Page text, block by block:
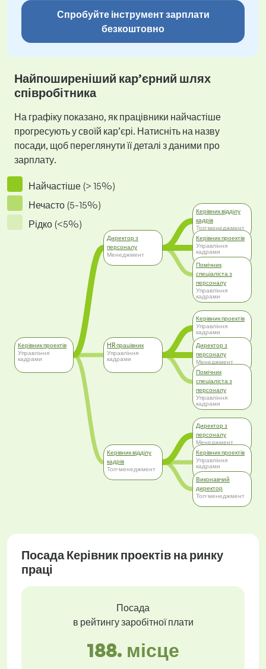
Спробуйте інструмент зарплати
безкоштовно
Найпоширеніший кар’єрний шлях
співробітника
На графіку показано, як працівники найчастіше
прогресують у своїй кар’єрі. Натисніть на назву
посади, щоб переглянути її деталі з даними про
зарплату.
Найчастіше (> 15%)
Нечасто (5-15%)
Рідко (<5%)
Керівник проектів
Управління
кадрами
Директор з
персоналу
Менеджмент
HR працівник
Управління
кадрами
Керівник відділу
кадрів
Топ-менеджмент
Керівник відділу
кадрів
Топ-менеджмент
Керівник проектів
Управління
кадрами
Помічник
спеціаліста з
персоналу
Управління
кадрами
Керівник проектів
Управління
кадрами
Директор з
персоналу
Менеджмент
Помічник
спеціаліста з
персоналу
Управління
кадрами
Директор з
персоналу
Менеджмент
Керівник проектів
Управління
кадрами
Виконавчий
директор
Топ-менеджмент
Посада Керівник проектів на ринку
праці
Посада
в рейтингу заробітної плати
188. місце